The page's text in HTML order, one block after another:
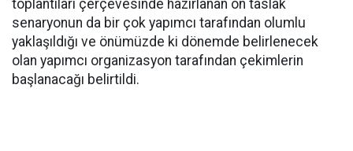
toplantıları çerçevesinde hazırlanan ön taslak
senaryonun da bir çok yapımcı tarafından olumlu
yaklaşıldığı ve önümüzde ki dönemde belirlenecek
olan yapımcı organizasyon tarafından çekimlerin
başlanacağı belirtildi.